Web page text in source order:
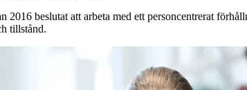
2016 beslutat att arbeta med ett personcentrerat
tillstånd.